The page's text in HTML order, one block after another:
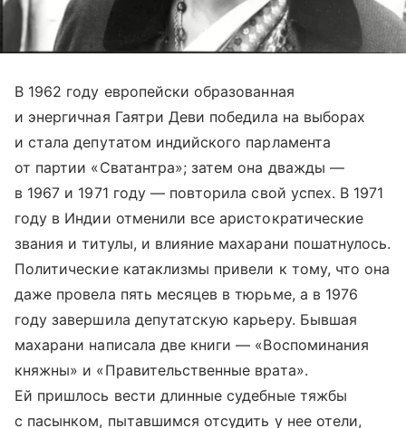
В 1962 году европейски образованная
и энергичная Гаятри Деви победила на выборах
и стала депутатом индийского парламента
от партии «Сватантра»; затем она дважды —
в 1967 и 1971 году — повторила свой успех. В 1971
году в Индии отменили все аристократические
звания и титулы, и влияние махарани пошатнулось.
Политические катаклизмы привели к тому, что она
даже провела пять месяцев в тюрьме, а в 1976
году завершила депутатскую карьеру. Бывшая
махарани написала две книги — «Воспоминания
княжны» и «Правительственные врата».
Ей пришлось вести длинные судебные тяжбы
с пасынком, пытавшимся отсудить у нее отели,